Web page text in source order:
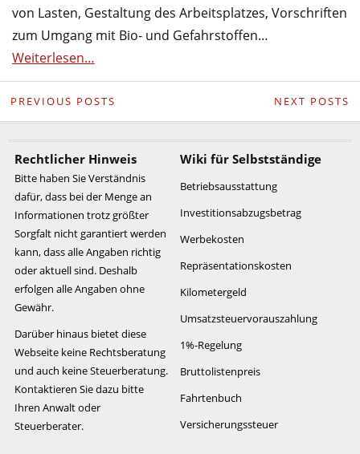
von Lasten, Gestaltung des Arbeitsplatzes, Vorschriften
zum Umgang mit Bio- und Gefahrstoffen…
Weiterlesen…
NEXT POSTS
PREVIOUS POSTS
Rechtlicher Hinweis
Bitte haben Sie Verständnis
dafür, dass bei der Menge an
Informationen trotz größter
Sorgfalt nicht garantiert werden
kann, dass alle Angaben richtig
oder aktuell sind. Deshalb
erfolgen alle Angaben ohne
Gewähr.
Darüber hinaus bietet diese
Webseite keine Rechtsberatung
und auch keine Steuerberatung.
Kontaktieren Sie dazu bitte
Ihren Anwalt oder
Steuerberater.
Wiki für Selbstständige
Betriebsausstattung
Investitionsabzugsbetrag
Werbekosten
Repräsentationskosten
Kilometergeld
Umsatzsteuervorauszahlung
1%-Regelung
Bruttolistenpreis
Fahrtenbuch
Versicherungssteuer